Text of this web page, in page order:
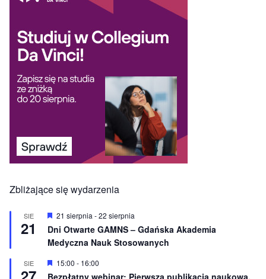
Zbliżające się wydarzenia
SIE
21
W
r
ó
n
21 sierpnia -22 sierpnia
Dni Otwarte GAMNS – Gdańska Akademia
Medyczna Nauk Stosowanych
SIE
W
15:00 - 16:00
Bezpłatny webinar: Pierwsza publikacja naukowa.